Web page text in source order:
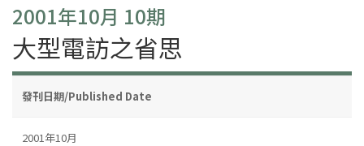
2001年10月 10期
大型電訪之省思
發刊日期/Published Date
2001年10月